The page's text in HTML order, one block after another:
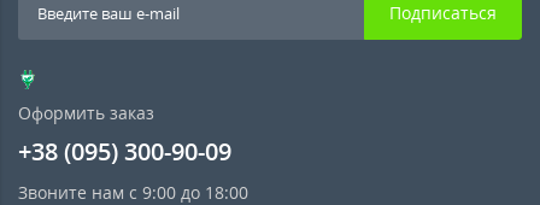
Подписаться
Оформить заказ
+38 (095) 300-90-09
Звоните нам с 9:00 до 18:00